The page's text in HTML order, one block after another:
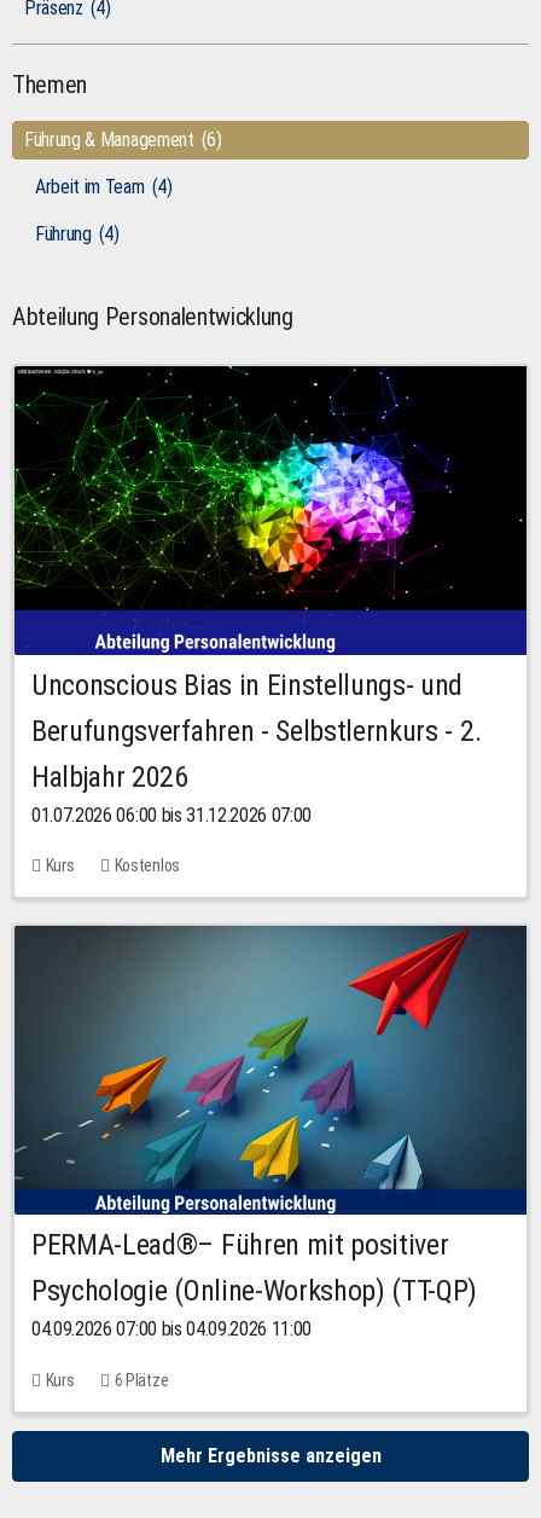
Präsenz (4)
Themen
Führung & Management (6)
Arbeit im Team (4)
Führung (4)
Abteilung Personalentwicklung
Unconscious Bias in Einstellungs- und
Berufungsverfahren - Selbstlernkurs - 2.
Halbjahr 2026
01.07.2026 06:00 bis 31.12.2026 07:00
Kurs Kostenlos
PERMA-Lead®– Führen mit positiver
Psychologie (Online-Workshop) (TT-QP)
04.09.2026 07:00 bis 04.09.2026 11:00
Kurs 6 Plätze
Mehr Ergebnisse anzeigen